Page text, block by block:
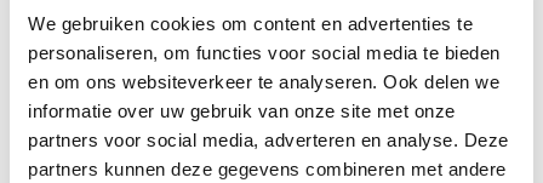
We gebruiken cookies om content en advertenties te
personaliseren, om functies voor social media te bieden
en om ons websiteverkeer te analyseren. Ook delen we
informatie over uw gebruik van onze site met onze
partners voor social media, adverteren en analyse. Deze
partners kunnen deze gegevens combineren met andere
Voordelen van
digitale
toegankelijkheid